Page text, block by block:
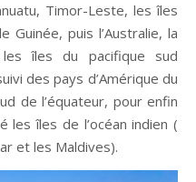
Timor-Leste, les îles
Guinée, puis l’Australie, la
les îles du pacifique sud
des pays d’Amérique du
de l’équateur, pour enfin
les îles de l’océan indien (
et les Maldives).